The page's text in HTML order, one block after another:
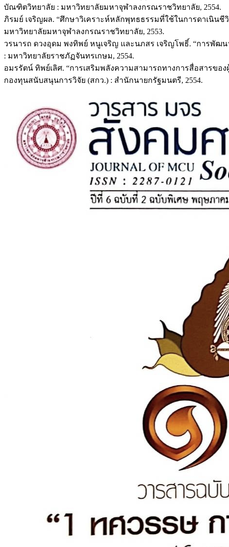
บัณฑิตวิทยาลัย : มหาวิทยาลัยมหาจุฬาลงกรณราชวิทยาลัย, 2554.
ภิรมย์ เจริญผล. “ศึกษาวิเคราะห์หลักพุทธธรรมที่ใช้ในการดาเนิ
มหาวิทยาลัยมหาจุฬาลงกรณราชวิทยาลัย, 2553.
วรนารถ ดวงอุดม พงทิพย์ หนูเจริญ และนภสร เจริญโพธิ์. “การพั
: มหาวิทยาลัยราชภัฏจันทรเกษม, 2554.
อมรรัตน์ ทิพย์เลิศ. “การเสริมพลังความสามารถทางการสื่อสารข
กองทุนสนับสนุนการวิจัย (สกว.) : สำนักนายกรัฐมนตรี, 2554.